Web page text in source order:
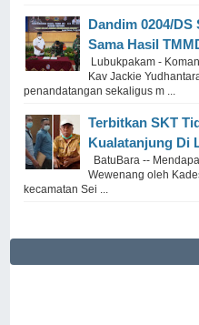
Dandim 0204/
Sama Hasil
Lubukpakam -
Kav Jackie
penandatangan sekaligus m ...
Terbitkan SKT
Kualatanjung Di
BatuBara --
Wewenang oleh
kecamatan Sei ...